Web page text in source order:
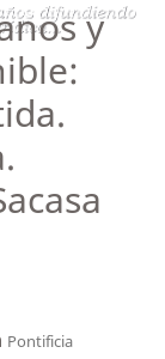
y
Pontificia